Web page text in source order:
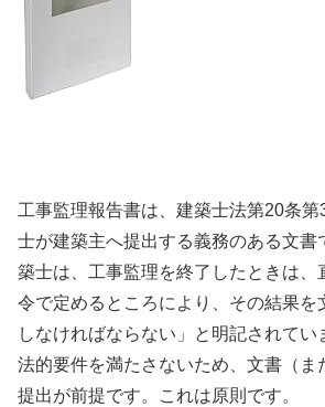
工事監理報告書は、建築士法第20条
士が建築主へ提出する義務のある文書
築士は、工事監理を終了したときは、
令で定めるところにより、その結果を
しなければならない」と明記されてい
法的要件を満たさないため、文書（ま
提出が前提です。これは原則です。